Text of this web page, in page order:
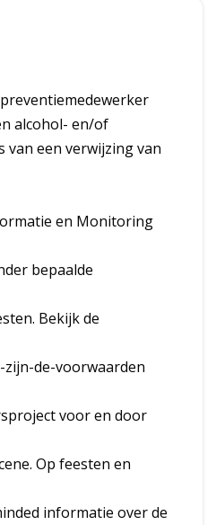
alcohol- en/of
van een verwijzing van
en Monitoring
bepaalde
Bekijk de
de-voorwaarden
voor en door
Op feesten en
informatie over de